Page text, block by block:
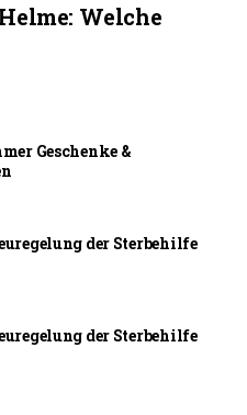
Welche
Geschenke &
der Sterbehilfe
der Sterbehilfe